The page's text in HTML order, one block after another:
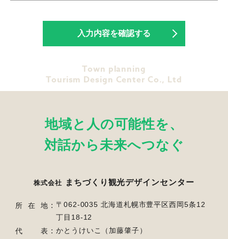
Town planning
Tourism Design Center Co., Ltd
地域と人の可能性を、
対話から未来へつなぐ
株式会社 まちづくり観光デザインセンター
所在地
〒062-0035 北海道札幌市豊平区西岡5条12
丁目18-12
代表
かとうけいこ（加藤肇子）